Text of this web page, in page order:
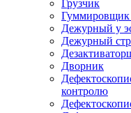
Грузчик
Гуммировщик
Дежурный у
Дежурный
Дворник
контролю